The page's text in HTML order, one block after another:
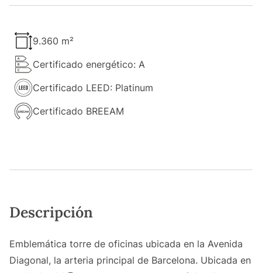
9.360 m²
Certificado energético: A
Certificado LEED: Platinum
Certificado BREEAM
Descripción
Emblemática torre de oficinas ubicada en la Avenida
Diagonal, la arteria principal de Barcelona. Ubicada en